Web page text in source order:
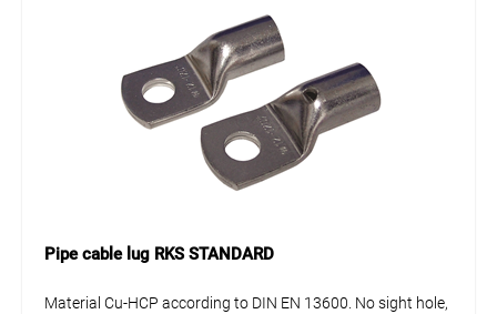
Pipe cable lug RKS STANDARD
Material Cu-HCP according to DIN EN 13600. No sight hole,